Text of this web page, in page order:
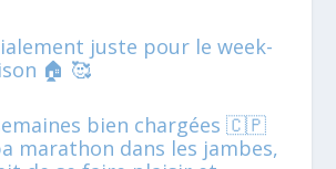
juste pour le week-
🏠 🥰
bien chargées 🇨🇵
marathon dans les jambes,